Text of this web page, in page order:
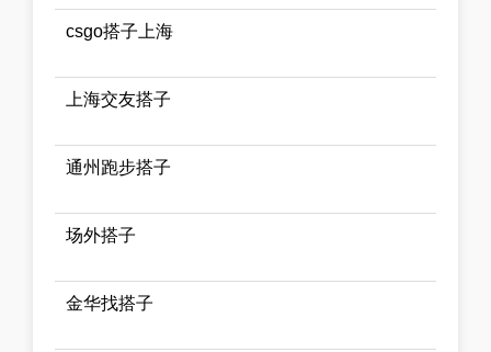
csgo搭子上海
上海交友搭子
通州跑步搭子
场外搭子
金华找搭子